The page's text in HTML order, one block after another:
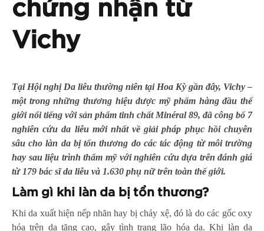
chứng nhận từ
Vichy
Tại Hội nghị Da liễu thường niên tại Hoa Kỳ gần đây, Vichy –
một trong những thương hiệu dược mỹ phẩm hàng đầu thế
giới nổi tiếng với sản phẩm tinh chất Minéral 89, đã công bố 7
nghiên cứu da liễu mới nhất về giải pháp phục hồi chuyên
sâu cho làn da bị tổn thương do các tác động từ môi trường
hay sau liệu trình thẩm mỹ với nghiên cứu dựa trên đánh giá
từ 179 bác sĩ da liễu và 1.630 phụ nữ trên toàn thế giới.
Làm gì khi làn da bị tổn thương?
Khi da xuất hiện nếp nhăn hay bị chảy xệ, đó là do các gốc oxy
hóa trên da tăng cao, gây tình trạng lão hóa da. Khi làn da